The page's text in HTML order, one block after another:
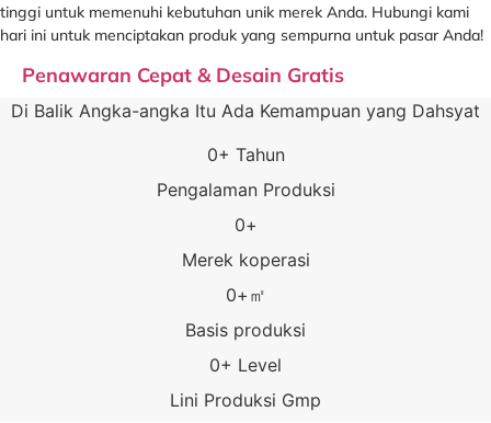
tinggi untuk memenuhi kebutuhan unik merek Anda. Hubungi kami
hari ini untuk menciptakan produk yang sempurna untuk pasar Anda!
Penawaran Cepat & Desain Gratis
Di Balik Angka-angka Itu Ada Kemampuan yang Dahsyat
Pengalaman Produksi
0+ Tahun
Merek koperasi
0+
Basis produksi
0+㎡
Lini Produksi Gmp
0+ Level